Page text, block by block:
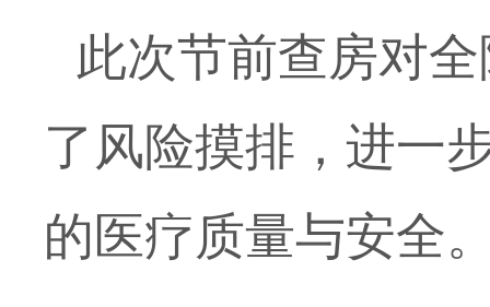
此次节前查房对
了风险摸排，进一
的医疗质量与安全